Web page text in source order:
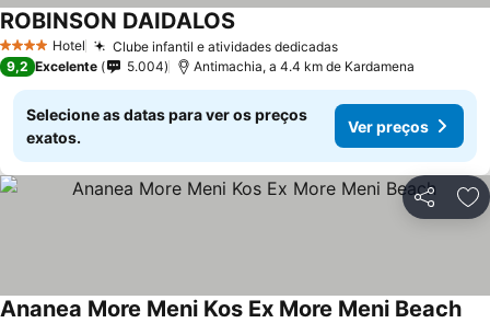
4 EstrelasHotel Clube infantil e atividades dedicadas
ROBINSON DAIDALOS
9,2 Excelente 5.004 Antimachia, a 4.4 km de Kardamena
Selecione as datas para ver os preços
exatos.
Ver preços
Partilhar
Ananea More Meni Kos Ex More Meni Beach